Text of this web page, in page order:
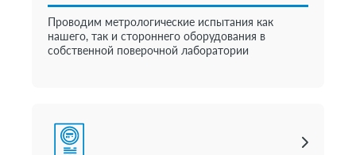
Проводим метрологические испытания как
нашего, так и стороннего оборудования в
собственной поверочной лаборатории